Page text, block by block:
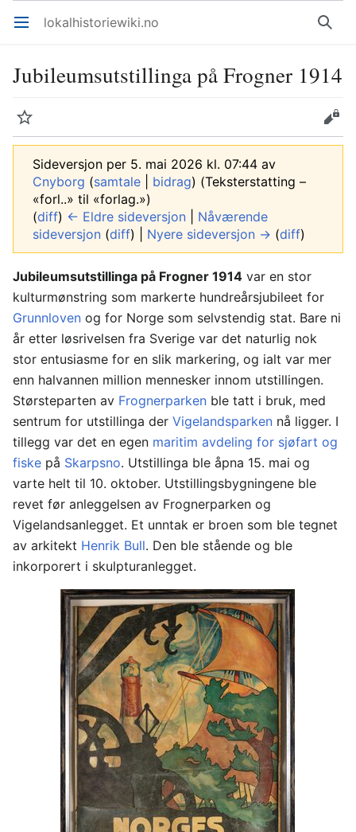
Åpne hovedmenyen lokalhistoriewiki.no Søk
Jubileumsutstillinga på Frogner 1914
Overvåk Rediger
Sideversjon per 5. mai 2026 kl. 07:44 av
Cnyborg (samtale bidrag) (Teksterstatting –
«forl..» til «forlag.»)
(diff) ← Eldre sideversjon
Nåværende
sideversjon (diff) | Nyere sideversjon → (diff)
Jubileumsutstillinga på Frogner 1914 var en stor
kulturmønstring som markerte hundreårsjubileet for
Grunnloven og for Norge som selvstendig stat. Bare ni
år etter løsrivelsen fra Sverige var det naturlig nok
stor entusiasme for en slik markering, og ialt var mer
enn halvannen million mennesker innom utstillingen.
Størsteparten av Frognerparken ble tatt i bruk, med
sentrum for utstillinga der Vigelandsparken nå ligger. I
tillegg var det en egen maritim avdeling for sjøfart og
fiske på Skarpsno. Utstillinga ble åpna 15. mai og
varte helt til 10. oktober. Utstillingsbygningene ble
revet før anleggelsen av Frognerparken og
Vigelandsanlegget. Et unntak er broen som ble tegnet
av arkitekt Henrik Bull. Den ble stående og ble
inkorporert i skulpturanlegget.